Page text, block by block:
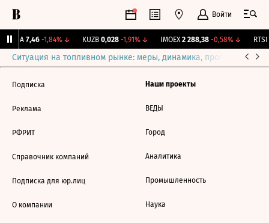
Войти
ARSA 7,46 -1,84%↓ KUZB 0,028 -1,91%↓ IMOEX 2 288,38 -0,58%↓ RTSI
Ситуация на топливном рынке: меры, динамика, прогнозы
Подписка
Реклама
РФРИТ
Справочник компаний
Подписка для юр.лиц
О компании
Наши проекты
ВЕДЫ
Город
Аналитика
Промышленность
Наука